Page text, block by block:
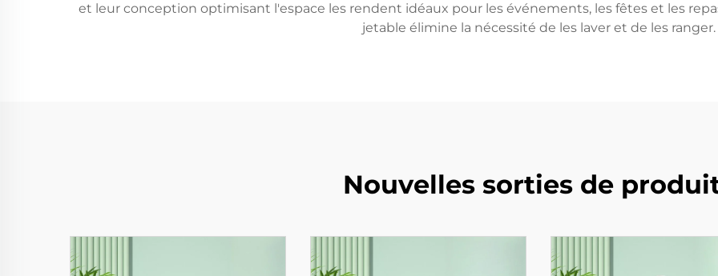
et leur conception optimisant l'espace les rendent idéaux pour les événements, les fêtes et les
jetable élimine la nécessité de les laver et de les ranger.
Nouvelles sorties de